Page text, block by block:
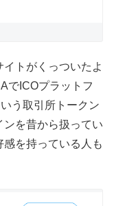
トがくっついたよ
でICOプラットフ
う取引所トークン
を昔から扱ってい
を持っている人も